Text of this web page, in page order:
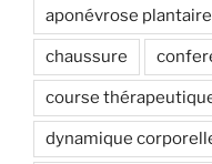
aponévrose plantaire
chaussure
course
dynamique